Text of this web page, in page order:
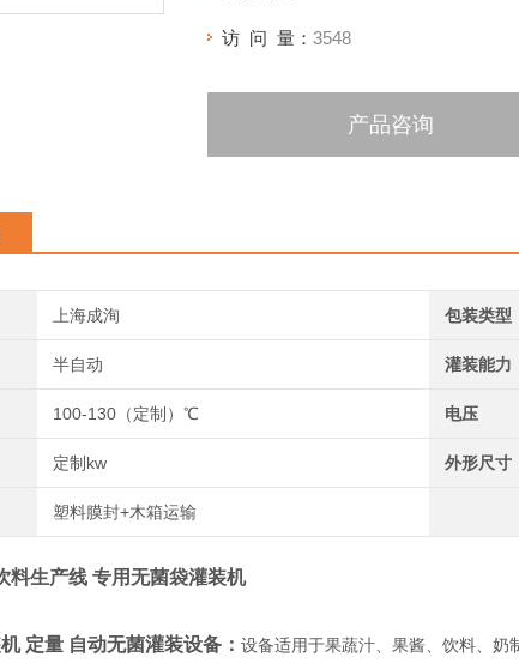
访 问 量： 3548
产品咨询
上海成洵 包装类型
半自动 灌装能力
100-130（定制）℃ 电压
定制kw 外形尺寸
塑料膜封+木箱运输
料生产线 专用无菌袋灌装机
定量 自动无菌灌装设备 ： 设备适用于果蔬汁、果酱、饮料、奶